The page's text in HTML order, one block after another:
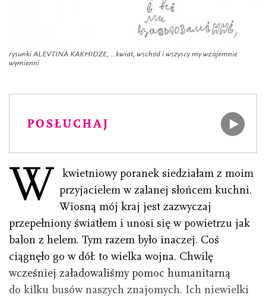
rysunki ALEVTINA KAKHIDZE, ...kwiat, wschód i wszyscy my wzajemnie
wymienni
POSŁUCHAJ
W
kwietniowy poranek siedziałam z moim
przyjacielem w zalanej słońcem kuchni.
Wiosną mój kraj jest zazwyczaj
przepełniony światłem i unosi się w powietrzu jak
balon z helem. Tym razem było inaczej. Coś
ciągnęło go w dół: to wielka wojna. Chwilę
wcześniej załadowaliśmy pomoc humanitarną
do kilku busów naszych znajomych. Ich niewielki